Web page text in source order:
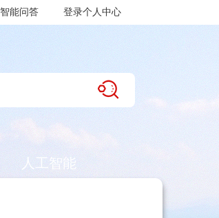
智能问答 登录个人中心
人工智能